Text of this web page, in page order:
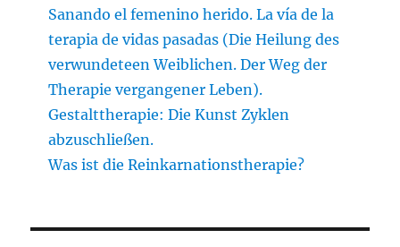
Sanando el femenino herido. La vía de la
terapia de vidas pasadas (Die Heilung des
verwundeteen Weiblichen. Der Weg der
Therapie vergangener Leben).
Gestalttherapie: Die Kunst Zyklen
abzuschließen.
Was ist die Reinkarnationstherapie?